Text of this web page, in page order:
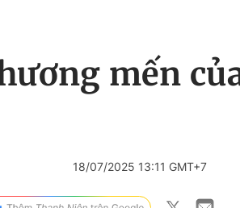
mến
18/07/2025 13:11 GMT+7